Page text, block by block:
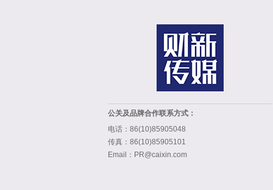
公关及品牌合作联系方式：
电话：86(10)85905048
传真：86(10)85905101
Email：PR@caixin.com